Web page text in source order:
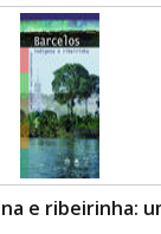
e ribeirinha: